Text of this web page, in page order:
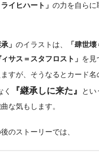
イヒハート」 の力を自らに
」 のイラストは、
「肆世
ィサス＝スタフロスト」 を見
すが、そうなるとカード名
く 『継承しに来た』
とい
な気もします。
のストーリーでは、